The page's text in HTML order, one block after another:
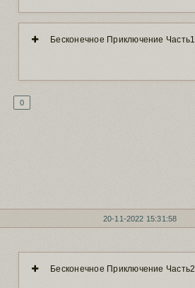
Бесконечное Приключение Часть1
0
20-11-2022 15:31:58
Бесконечное Приключение Часть2